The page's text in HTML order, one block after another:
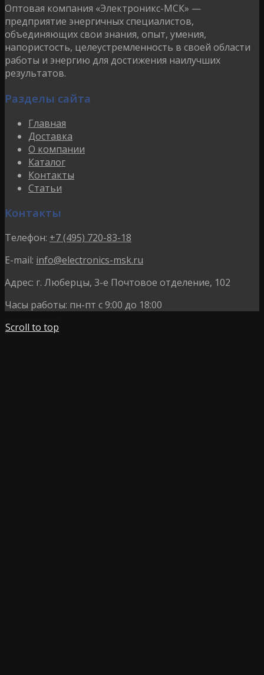
Оптовая компания «Электроникс-МСК» —
предприятие энергичных специалистов,
объединяющих свои знания, опыт, умения,
напористость, целеустремленность в своей области
работы и энергию для достижения наилучших
результатов.
Разделы сайта
Главная
Доставка
О компании
Каталог
Контакты
Статьи
Контакты
Телефон: +7 (495) 720-83-18
E-mail: info@electronics-msk.ru
Адрес: г. Люберцы, 3-е Почтовое отделение, 102
Часы работы: пн-пт с 9:00 до 18:00
Scroll to top